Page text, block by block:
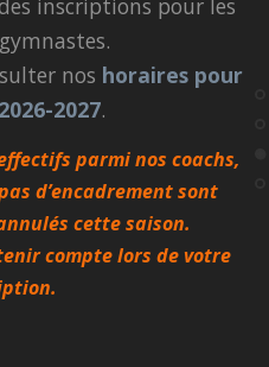
inscriptions pour les
nos horaires pour
2027.
parmi nos coachs,
d’encadrement sont
cette saison.
compte lors de votre